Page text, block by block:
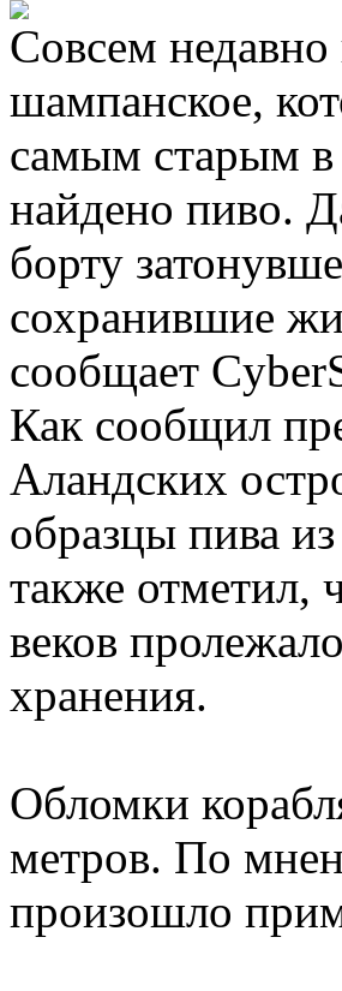
Совсем
шампанское,
самым старым
найдено пиво.
борту
сохранившие
сообщает
Как сообщил
Аландских
образцы пива
также отметил,
веков
хранения.
Обломки
метров. По
произошло